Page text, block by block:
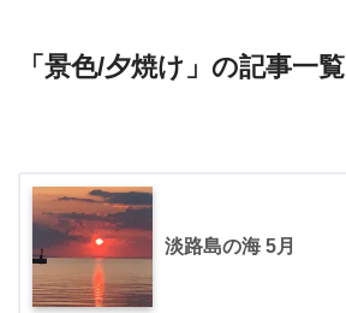
「景色/夕焼け」の記事一覧
淡路島の海 5月